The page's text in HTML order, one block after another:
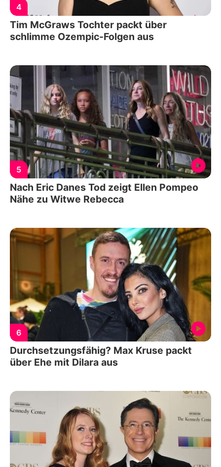
4
Tim McGraws Tochter packt über
schlimme Ozempic-Folgen aus
5
Nach Eric Danes Tod zeigt Ellen Pompeo
Nähe zu Witwe Rebecca
6
Durchsetzungsfähig? Max Kruse packt
über Ehe mit Dilara aus